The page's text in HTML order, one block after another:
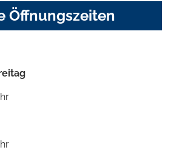
Öffnungszeiten